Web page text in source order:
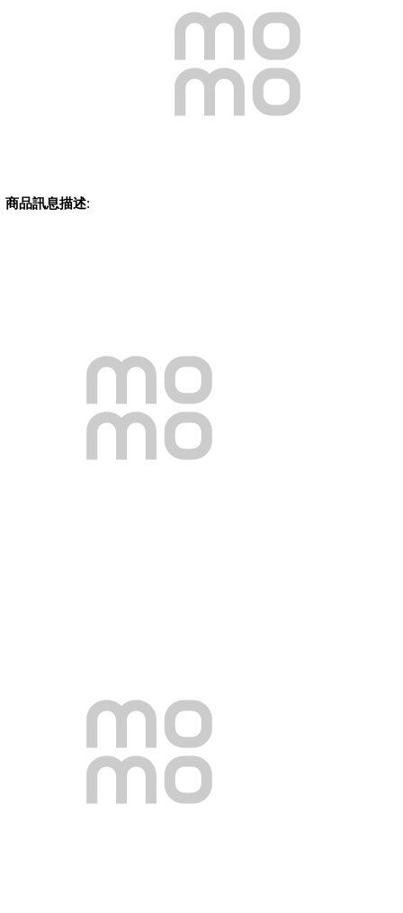
商品訊息描述: